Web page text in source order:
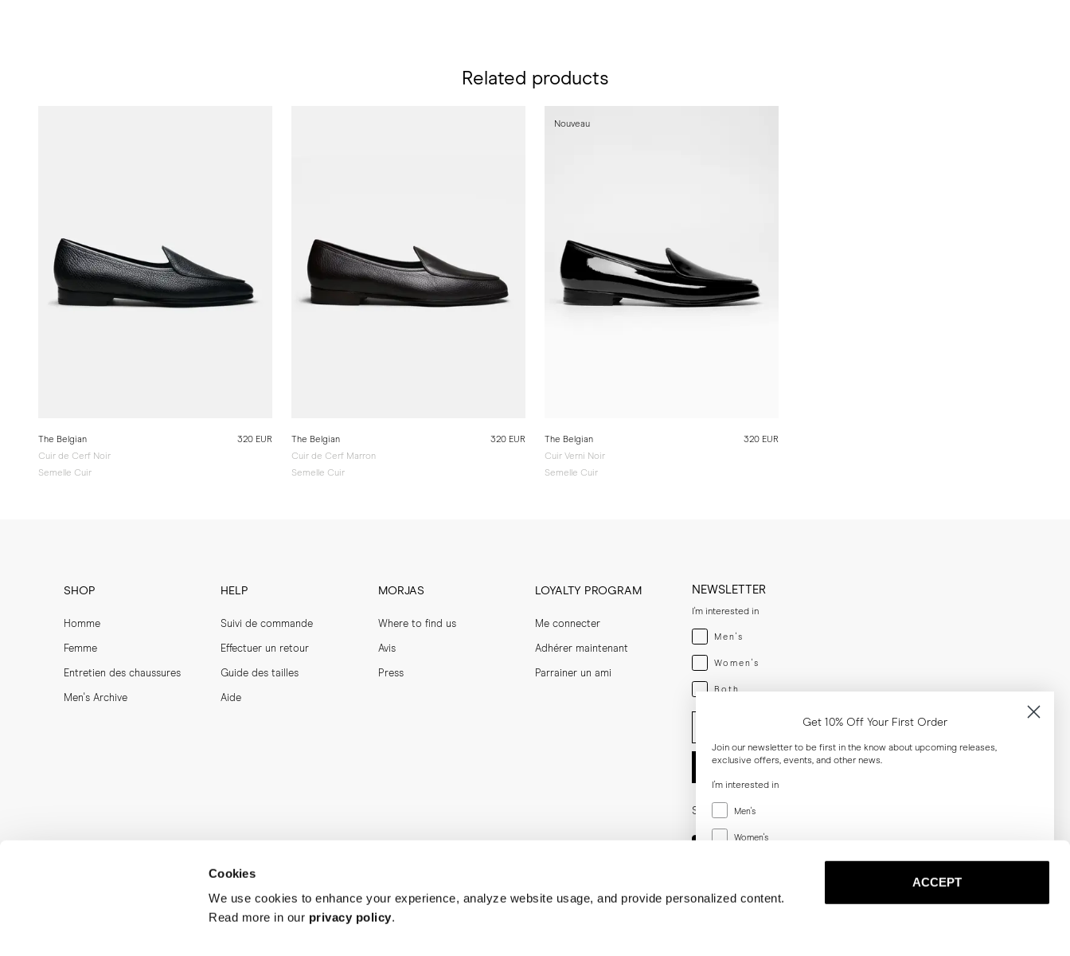
Cookies
We use cookies to enhance your experience, analyze website usage, and provide personalized content.
Read more in our privacy policy.
ACCEPT
Related products
The Belgian
Cuir de Cerf Noir
Semelle Cuir
320 EUR
The Belgian
Cuir de Cerf Marron
Semelle Cuir
320 EUR
Nouveau
The Belgian
Cuir Verni Noir
Semelle Cuir
320 EUR
SHOP
Homme
Femme
Entretien des chaussures
Men's Archive
HELP
Suivi de commande
Effectuer un retour
Guide des tailles
Aide
MORJAS
Where to find us
Avis
Press
LOYALTY PROGRAM
Me connecter
Adhérer maintenant
Parrainer un ami
NEWSLETTER
I'm interested in
Menswear
Men's
Womenswear
Women's
Both
Both
Enter your email adress
Social
Get 10% Off Your First Order
Join our newsletter to be first in the know about upcoming releases,
exclusive offers, events, and other news.
I'm interested in
Menswear
Men's
Women's
Women's